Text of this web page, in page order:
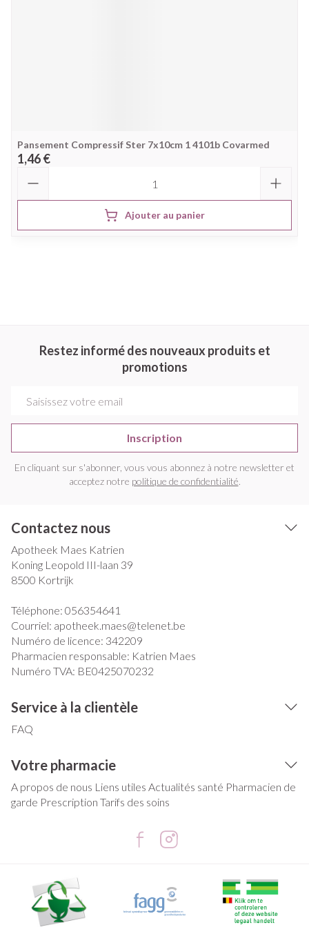
Pansement Compressif Ster 7x10cm 1 4101b Covarmed
1,46 €
Ajouter au panier
Restez informé des nouveaux produits et
promotions
Inscription
En cliquant sur s'abonner, vous vous abonnez à notre newsletter et
acceptez notre politique de confidentialité.
Contactez nous
Apotheek Maes Katrien
Koning Leopold III-laan 39
8500 Kortrijk
Téléphone: 056354641
Courriel: apotheek.maes@telenet.be
Numéro de licence: 342209
Pharmacien responsable: Katrien Maes
Numéro TVA: BE0425070232
Service à la clientèle
FAQ
Votre pharmacie
A propos de nous Liens utiles Actualités santé Pharmacien de
garde Prescription Tarifs des soins